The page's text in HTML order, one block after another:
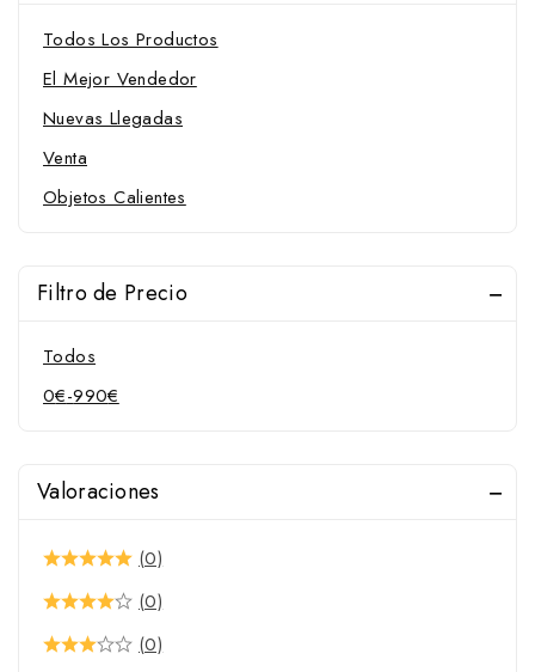
Todos Los Productos
El Mejor Vendedor
Nuevas Llegadas
Venta
Objetos Calientes
Filtro de Precio
Todos
0€-990€
Valoraciones
(0)
(0)
(0)